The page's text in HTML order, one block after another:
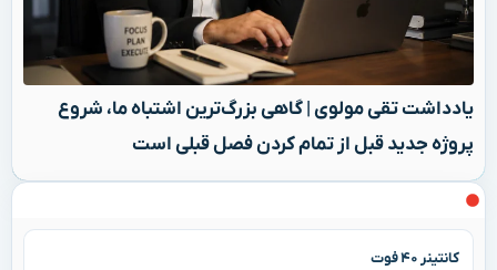
یادداشت تقی مولوی | گاهی بزرگ‌ترین اشتباه ما، شروع
پروژه جدید قبل از تمام کردن فصل قبلی است
کانتینر ۴۰ فوت